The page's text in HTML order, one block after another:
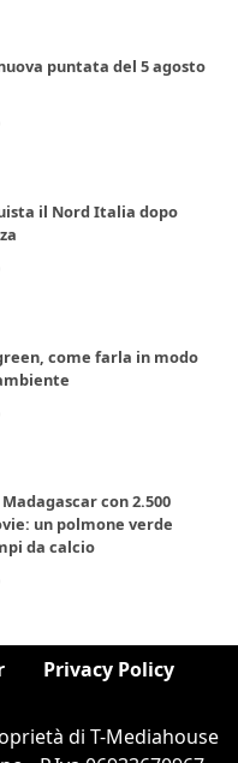
puntata del 5 agosto
il Nord Italia dopo
come farla in modo
con 2.500
un polmone verde
da calcio
Privacy Policy
di T-Mediahouse